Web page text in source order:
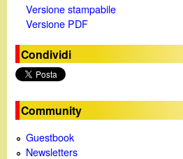
Versione stampabile
Versione PDF
Condividi
Community
Guestbook
Newsletters